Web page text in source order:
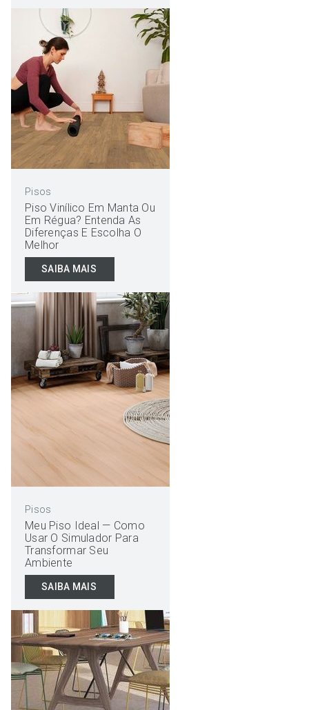
Pisos
Piso Vinílico Em Manta Ou
Em Régua? Entenda As
Diferenças E Escolha O
Melhor
SAIBA MAIS
Pisos
Meu Piso Ideal — Como
Usar O Simulador Para
Transformar Seu
Ambiente
SAIBA MAIS